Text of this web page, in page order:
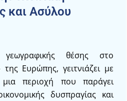
και Ασύλου
θέσης στο
Ευρώπης, γειτνιάζει με
περιοχή που παράγει
δυσπραγίας και